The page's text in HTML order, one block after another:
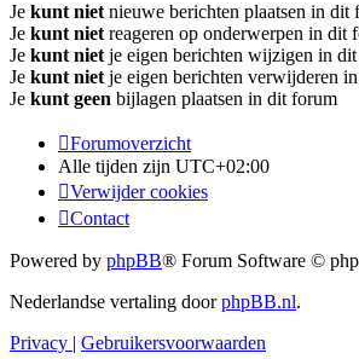
Je kunt niet nieuwe berichten plaatsen in dit
Je kunt niet reageren op onderwerpen in dit
Je kunt niet je eigen berichten wijzigen in
Je kunt niet je eigen berichten verwijderen
Je kunt geen bijlagen plaatsen in dit forum
Forumoverzicht
Alle tijden zijn UTC+02:00
Verwijder cookies
Contact
Powered by phpBB® Forum Software ©
Nederlandse vertaling doorphpBB.nl.
Privacy | Gebruikersvoorwaarden